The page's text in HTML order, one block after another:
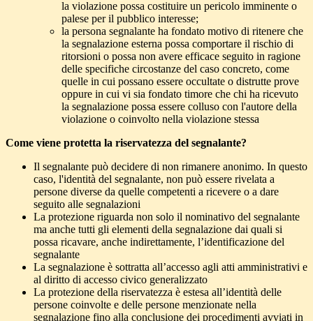
la violazione possa costituire un pericolo imminente o
palese per il pubblico interesse;
la persona segnalante ha fondato motivo di ritenere che
la segnalazione esterna possa comportare il rischio di
ritorsioni o possa non avere efficace seguito in ragione
delle specifiche circostanze del caso concreto, come
quelle in cui possano essere occultate o distrutte prove
oppure in cui vi sia fondato timore che chi ha ricevuto
la segnalazione possa essere colluso con l'autore della
violazione o coinvolto nella violazione stessa
Come viene protetta la riservatezza del segnalante?
Il segnalante può decidere di non rimanere anonimo. In questo
caso, l'identità del segnalante, non può essere rivelata a
persone diverse da quelle competenti a ricevere o a dare
seguito alle segnalazioni
La protezione riguarda non solo il nominativo del segnalante
ma anche tutti gli elementi della segnalazione dai quali si
possa ricavare, anche indirettamente, l’identificazione del
segnalante
La segnalazione è sottratta all’accesso agli atti amministrativi e
al diritto di accesso civico generalizzato
La protezione della riservatezza è estesa all’identità delle
persone coinvolte e delle persone menzionate nella
segnalazione fino alla conclusione dei procedimenti avviati in